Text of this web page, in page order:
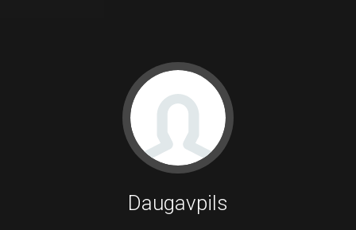
Daugavpils